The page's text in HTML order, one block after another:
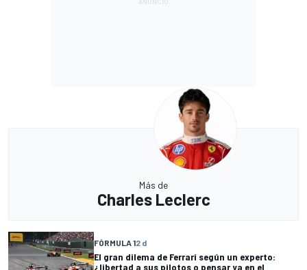
Más de
Charles Leclerc
FÓRMULA 12 d
El gran dilema de Ferrari según un experto:
¿libertad a sus pilotos o pensar ya en el